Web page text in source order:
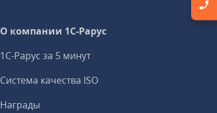
О компании 1C-Рарус
1С-Рарус за 5 минут
Система качества ISO
Награды